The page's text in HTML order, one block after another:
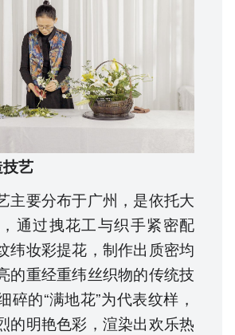
艺
主要分布于广州，是依托大
通过拽花工与织手紧密配
纬妆彩提花，制作出质密均
的重经重纬丝织物的传统技
碎的“满地花”为代表纹样，
的明艳色彩，渲染出欢乐热